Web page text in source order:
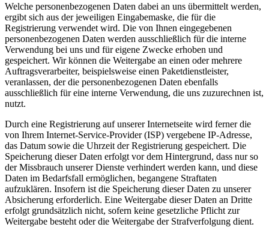
Welche personenbezogenen Daten dabei an uns übermittelt werden,
ergibt sich aus der jeweiligen Eingabemaske, die für die
Registrierung verwendet wird. Die von Ihnen eingegebenen
personenbezogenen Daten werden ausschließlich für die interne
Verwendung bei uns und für eigene Zwecke erhoben und
gespeichert. Wir können die Weitergabe an einen oder mehrere
Auftragsverarbeiter, beispielsweise einen Paketdienstleister,
veranlassen, der die personenbezogenen Daten ebenfalls
ausschließlich für eine interne Verwendung, die uns zuzurechnen ist,
nutzt.
Durch eine Registrierung auf unserer Internetseite wird ferner die
von Ihrem Internet-Service-Provider (ISP) vergebene IP-Adresse,
das Datum sowie die Uhrzeit der Registrierung gespeichert. Die
Speicherung dieser Daten erfolgt vor dem Hintergrund, dass nur so
der Missbrauch unserer Dienste verhindert werden kann, und diese
Daten im Bedarfsfall ermöglichen, begangene Straftaten
aufzuklären. Insofern ist die Speicherung dieser Daten zu unserer
Absicherung erforderlich. Eine Weitergabe dieser Daten an Dritte
erfolgt grundsätzlich nicht, sofern keine gesetzliche Pflicht zur
Weitergabe besteht oder die Weitergabe der Strafverfolgung dient.